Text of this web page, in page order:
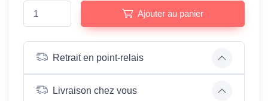
Ajouter au panier
Retrait en point-relais
Livraison chez vous